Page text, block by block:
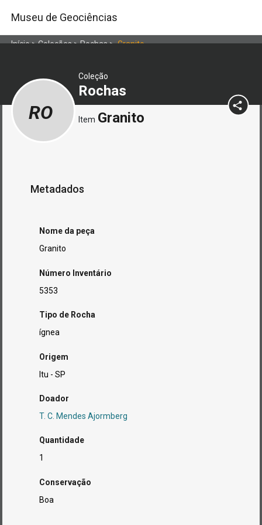
Museu de Geociências
Início>Coleções>Rochas>Granito
Coleção
Rochas
RO Item Granito
Metadados
Nome da peça
Granito
Número Inventário
5353
Tipo de Rocha
ígnea
Origem
Itu - SP
Doador
T. C. Mendes Ajormberg
Quantidade
1
Conservação
Boa